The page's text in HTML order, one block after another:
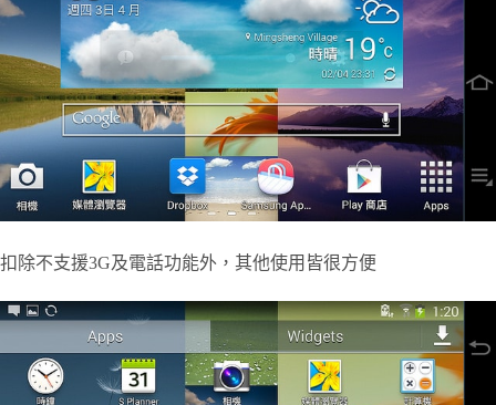
扣除不支援3G及電話功能外，其他使用皆很方便